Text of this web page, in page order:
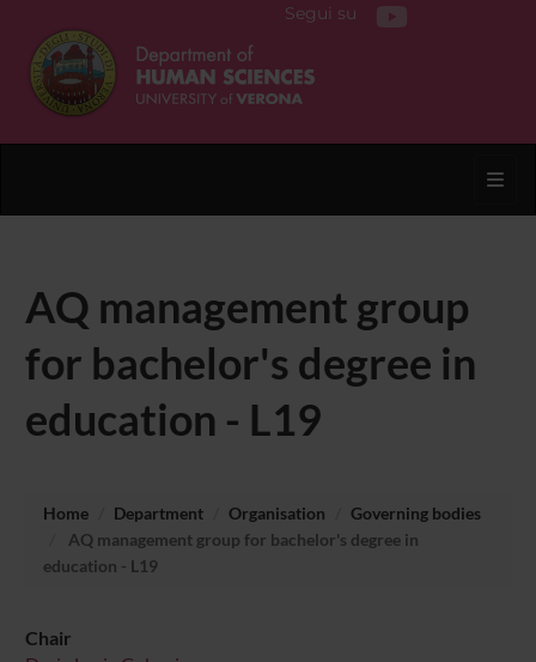
Segui su
AQ management group
for bachelor's degree in
education - L19
Home Department Organisation
Governing bodies
AQ management group for bachelor's degree in
education - L19
Chair